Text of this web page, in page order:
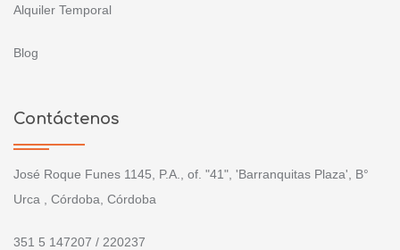
Alquiler Temporal
Blog
Contáctenos
José Roque Funes 1145, P.A., of. "41", 'Barranquitas Plaza', B°
Urca , Córdoba, Córdoba
351 5 147207 / 220237